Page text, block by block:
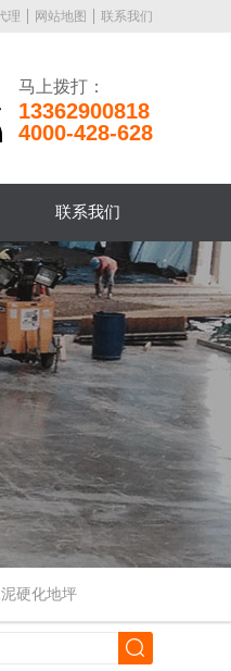
理 网站地图 联系我们
马上拨打：
13362900818
4000-428-628
联系我们
硬化地坪